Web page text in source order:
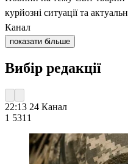
курйозні ситуації та
Канал
показати більше
Вибір редакції
22:13 24 Канал
1 531 1